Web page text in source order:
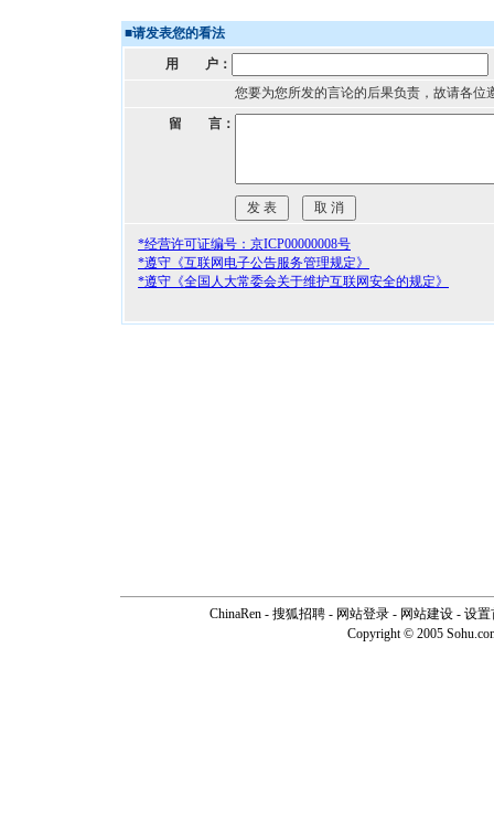
■请发表您的看法
用 户：
您要为您所发的言论的后果负责，故请各位
留 言：
*经营许可证编号：京ICP00000008号
*遵守《互联网电子公告服务管理规定》
*遵守《全国人大常委会关于维护互联网安全的规定》
ChinaRen - 搜狐招聘 - 网站登录 - 网站建设 - 设置
Copyright © 2005